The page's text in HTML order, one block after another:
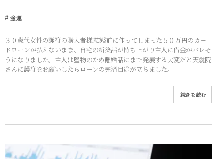
金運
３０歳代女性の護符の購入者様 結婚前に作ってしまった５０万円のカー
ドローンが払えないまま、自宅の新築話が持ち上がり主人に借金がバレそ
うになりました。主人は堅物のため離婚話にまで発展する大変だと天就院
さんに護符をお願いしたらローンの完済目途が立ちました。
続きを読む